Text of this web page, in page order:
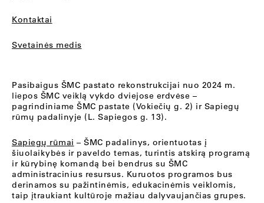
Kontaktai
Svetainės medis
Pasibaigus ŠMC pastato rekonstrukcijai nuo 2024 m.
liepos ŠMC veiklą vykdo dviejose erdvėse –
pagrindiniame ŠMC pastate (Vokiečių g. 2) ir Sapiegų
rūmų padalinyje (L. Sapiegos g. 13).
Sapiegų rūmai – ŠMC padalinys, orientuotas į
šiuolaikybės ir paveldo temas, turintis atskirą programą
ir kūrybinę komandą bei bendrus su ŠMC
administracinius resursus. Kuruotos programos bus
derinamos su pažintinėmis, edukacinėmis veiklomis,
taip įtraukiant kultūroje mažiau dalyvaujančias grupes.